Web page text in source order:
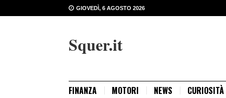
GIOVEDÌ, 6 AGOSTO 2026
Squer.it
FINANZA MOTORI NEWS CURIOSITÀ